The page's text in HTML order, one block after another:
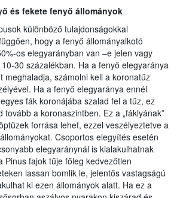
és fekete fenyő állományok
különböző tulajdonságokkal
hogy a fenyő állományalkotó
os elegyarányban van –e jelen vagy
30 százalékban. Ha a fenyő elegyaránya
meghaladja, számolni kell a koronatűz
Ha a fenyő elegyaránya ennél
fák koronájába szalad fel a tűz, ez
tovább a koronaszintben. Ez a „fáklyának”
forrása lehet, ezzel veszélyeztetve a
Csoportos elegyítés esetén
elegyaránynál is kialakulhatnak
Pinus fajok tűje főleg kedvezőtlen
lassan bomlik le, jelentős vastagságú
ki ezen állományok alatt. Ha ez a